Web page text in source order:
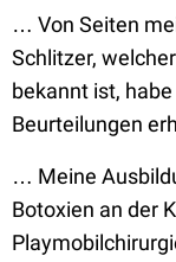
… Von Seiten
Schlitzer,
bekannt ist,
Beurteilungen
… Meine
Botoxien an der